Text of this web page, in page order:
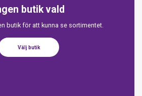
butik vald
butik för att kunna se sortimentet.
Välj butik